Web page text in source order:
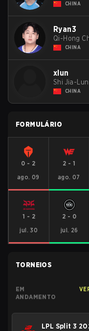
CHINA
Ryan3
Qi-Hong
CHINA
xlun
Shi Jia-Lun
CHINA
FORMULÁRIO
0 - 2
ago. 09
2 - 1
ago. 07
1 - 2
jul. 30
2 - 0
jul. 26
TORNEIOS
EM
ANDAMENTO
LPL Split 3